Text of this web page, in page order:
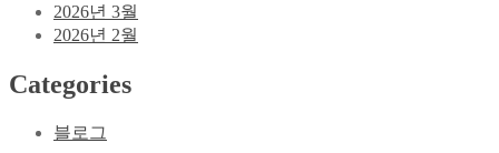
2026년 3월
2026년 2월
Categories
블로그